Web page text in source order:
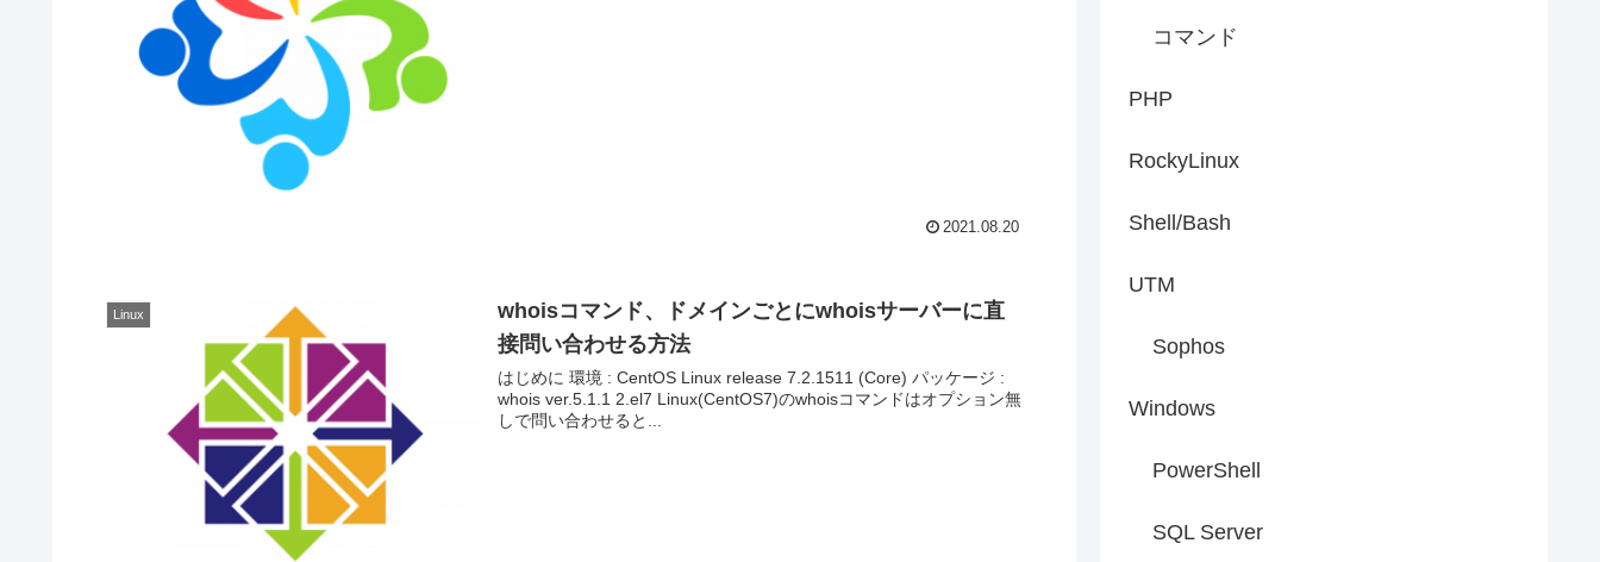
2021.08.20
Linux
whoisコマンド、ドメインごとにwhoisサーバーに直
接問い合わせる方法
はじめに 環境 : CentOS Linux release 7.2.1511 (Core) パッケージ :
whois ver.5.1.1 2.el7 Linux(CentOS7)のwhoisコマンドはオプション無
しで問い合わせると...
コマンド
PHP
RockyLinux
Shell/Bash
UTM
Sophos
Windows
PowerShell
SQL Server